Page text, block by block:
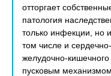
отторгает
патология
только инфекции, но
том числе и
желудочно-
пусковым